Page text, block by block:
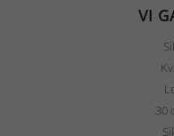
VI
30